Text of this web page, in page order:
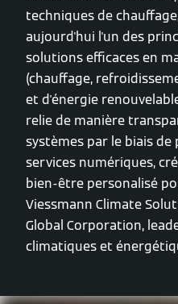
techniques de
aujourd'hui l'un des
solutions efficaces en
(chauffage,
et d'énergie
relie de manière
systèmes par le biais
services numériques,
bien-être personalisé
Viessmann Climate
Global Corporation,
climatiques et